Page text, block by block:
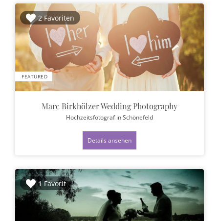
2 Favoriten
FEATURED
Marc Birkhölzer Wedding Photography
Hochzeitsfotografin Schönefeld
Details ansehen
1 Favorit